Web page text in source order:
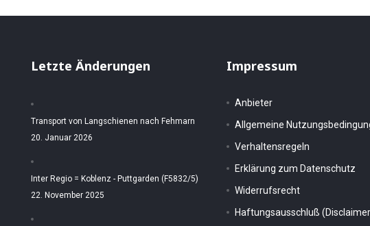
Letzte Änderungen
Transport von Langschienen nach Fehmarn
20. Januar 2026
Inter Regio = Koblenz - Puttgarden (F5832/5)
22. November 2025
Impressum
Anbieter
Allgemeine
Verhaltensregeln
Erklärung zum Datenschutz
Widerrufsrecht
Haftungsausschluß